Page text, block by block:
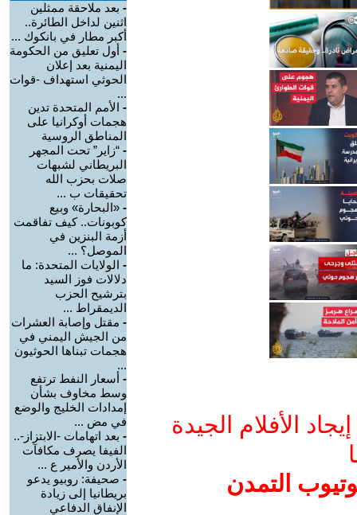
الأفلام الجيدة
التمدن
- بعد ملاحقة ممثلين
اثنين لداخل الطائرة..
أكبر مطار في بانكوك ...
- أول تعليق من الحكومة
اليمنية بعد إعلان
الحوثي استهداف -قوات
...
- الأمم المتحدة تدين
هجمات أوكرانيا على
المناطق الروسية
- “زاير” تحت المجهر
البريطاني لشبهات
صلات بحزب الله
تحقيقات ب ...
- «البحارة» وبيع
كوبونات.. كيف تفاقمت
أزمة البنزين في
الموصل؟ ...
- الولايات المتحدة: ما
دلالات فوز السيد
بترشيح الحزب
الديمقراط ...
- مقتل وإصابة العشرات
من الجيش اليمني في
هجمات تبناها الحوثيون
...
- أسعار النفط ترتفع
وسط مخاوف بشأن
إمدادات الخليج والوضع
في مض ...
- بعد اتهامات -الابتزاز-..
الفيفا يصرف مكافآت
الأردن والأمير ع ...
- صحيفة: روبيو يدعو
بريطانيا إلى زيادة
الإنفاق الدفاعي